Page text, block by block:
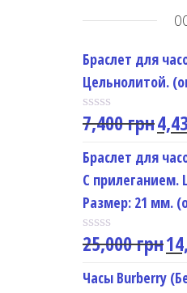
Браслет для
Цельнолитой.
R
t
e
d
0
o
u
t
o
5
7,400грн
Браслет для
С прилеганием.
Размер: 21 мм.
R
t
e
25,000грн
Часы Burberry